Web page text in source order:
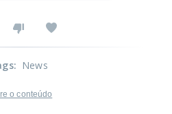
: News
o conteúdo